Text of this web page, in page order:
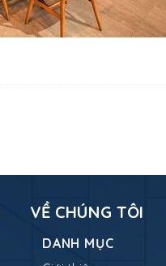
VỀ CHÚNG TÔI
DANH MỤC